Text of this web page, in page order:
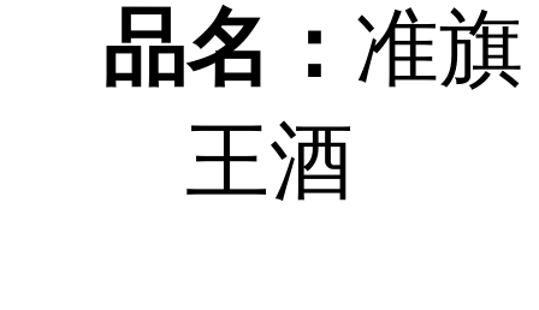
品名： 准旗
王酒